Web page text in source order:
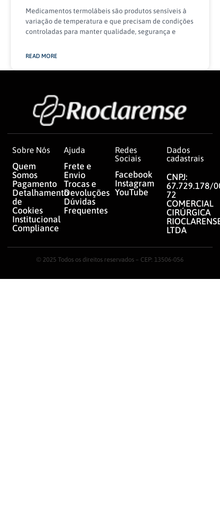
Medicamentos termolábeis são produtos sensíveis à
variação de temperatura e que precisam de condições
controladas para manter qualidade, segurança e
READ MORE
Sobre Nós
Quem
Somos
Pagamento
Detalhamento
de
Cookies
Institucional
Compliance
Ajuda
Frete e
Envio
Trocas e
Devoluções
Dúvidas
Frequentes
Redes
Sociais
Facebook
Instagram
YouTube
Dados
cadastrais
CNPJ:
67.729.178/
72
COMERCIAL
CIRÚRGICA
LTDA
© 2025 Todos os direitos reservados – CEP: 13506-056